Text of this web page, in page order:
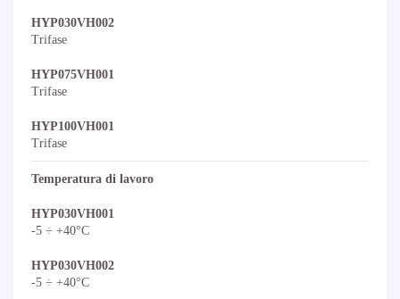
HYP030VH002
Trifase
HYP075VH001
Trifase
HYP100VH001
Trifase
Temperatura di lavoro
HYP030VH001
-5 ÷ +40°C
HYP030VH002
-5 ÷ +40°C